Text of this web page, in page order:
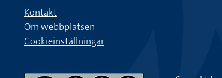
Kontakt
Om webbplatsen
Cookieinställningar